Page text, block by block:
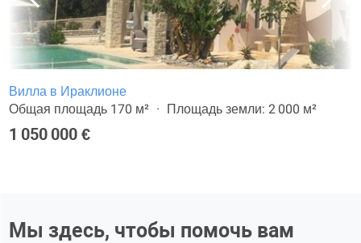
Вилла в Ираклионе
Общая площадь 170 м²
Площадь земли: 2 000 м²
1 050 000 €
Мы здесь, чтобы помочь вам